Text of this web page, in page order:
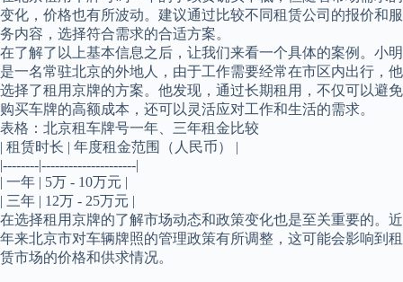
变化，价格也有所波动。建议通过比较不同租赁公司的报价和服
务内容，选择符合需求的合适方案。
在了解了以上基本信息之后，让我们来看一个具体的案例。小明
是一名常驻北京的外地人，由于工作需要经常在市区内出行，他
选择了租用京牌的方案。他发现，通过长期租用，不仅可以避免
购买车牌的高额成本，还可以灵活应对工作和生活的需求。
表格：北京租车牌号一年、三年租金比较
| 租赁时长 | 年度租金范围（人民币） |
|--------|---------------------|
| 一年 | 5万 - 10万元 |
| 三年 | 12万 - 25万元 |
在选择租用京牌的了解市场动态和政策变化也是至关重要的。近
年来北京市对车辆牌照的管理政策有所调整，这可能会影响到租
赁市场的价格和供求情况。